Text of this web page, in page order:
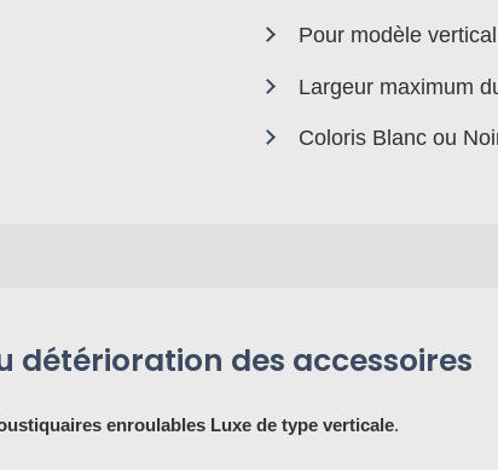
Pour modèle
Largeur maximum
Coloris Blanc ou
détérioration des accessoires
enroulables Luxe de type verticale.